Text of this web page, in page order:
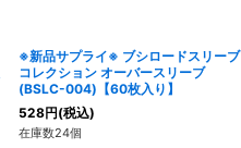
※新品サプライ※ ブシロードスリーブ
コレクション オーバースリーブ
(BSLC-004)【60枚入り】
528円(税込)
在庫数24個